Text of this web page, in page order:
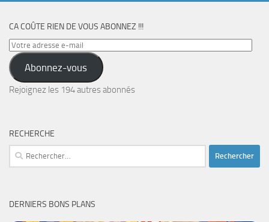
CA COÛTE RIEN DE VOUS ABONNEZ !!!
Votre
adresse
e-
mail
Abonnez-vous
Rejoignez les 194 autres abonnés
RECHERCHE
Rechercher :
DERNIERS BONS PLANS